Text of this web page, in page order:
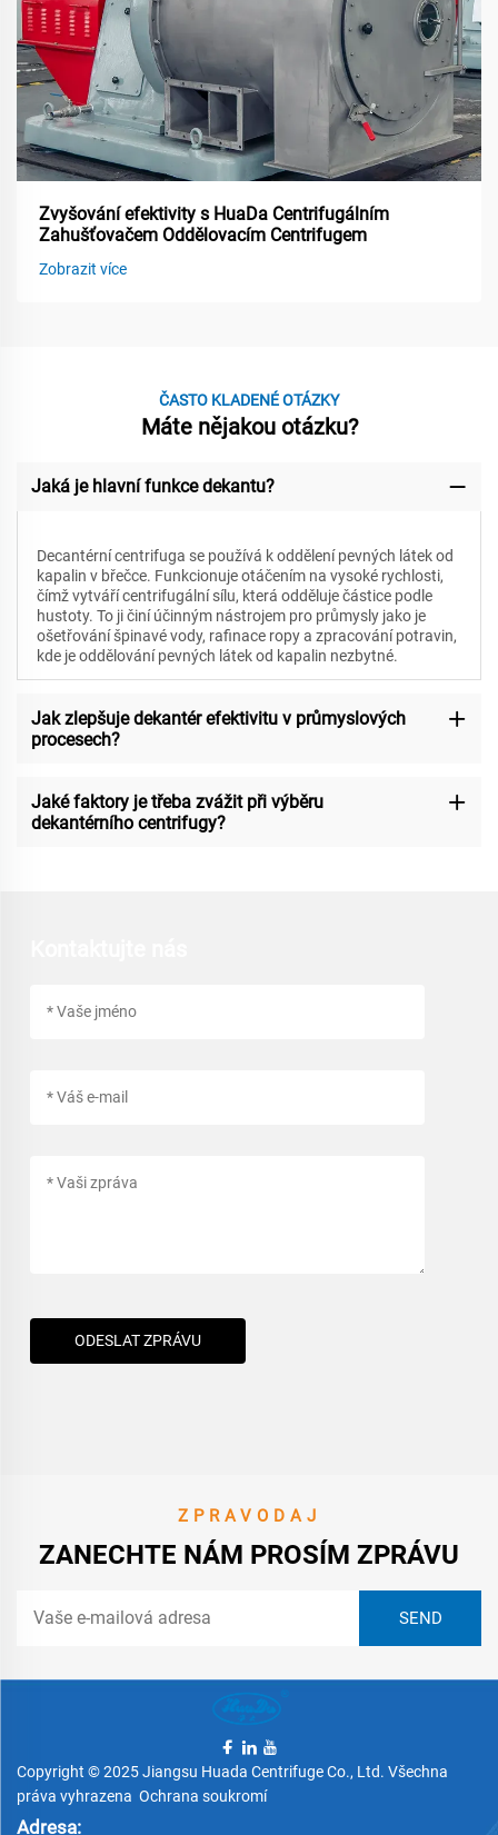
Zvyšování efektivity s HuaDa Centrifugálním
Zahušťovačem Oddělovacím Centrifugem
Zobrazit více
ČASTO KLADENÉ OTÁZKY
Máte nějakou otázku?
Jaká je hlavní funkce dekantu?
Decantérní centrifuga se používá k oddělení pevných látek od
kapalin v břečce. Funkcionuje otáčením na vysoké rychlosti,
čímž vytváří centrifugální sílu, která odděluje částice podle
hustoty. To ji činí účinným nástrojem pro průmysly jako je
ošetřování špinavé vody, rafinace ropy a zpracování potravin,
kde je oddělování pevných látek od kapalin nezbytné.
Jak zlepšuje dekantér efektivitu v průmyslových
procesech?
Jaké faktory je třeba zvážit při výběru
dekantérního centrifugy?
ODESLAT ZPRÁVU
ZPRAVODAJ
ZANECHTE NÁM PROSÍM ZPRÁVU
Copyright © 2025 Jiangsu Huada Centrifuge Co., Ltd. Všechna
práva vyhrazena Ochrana soukromí
Adresa: